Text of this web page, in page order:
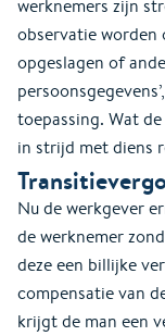
werknemers zijn
observatie worden
opgeslagen of
toepassing. Wat
in strijd met diens
Nu de werkgever
de werknemer
deze een billijke
compensatie van
krijgt de man een